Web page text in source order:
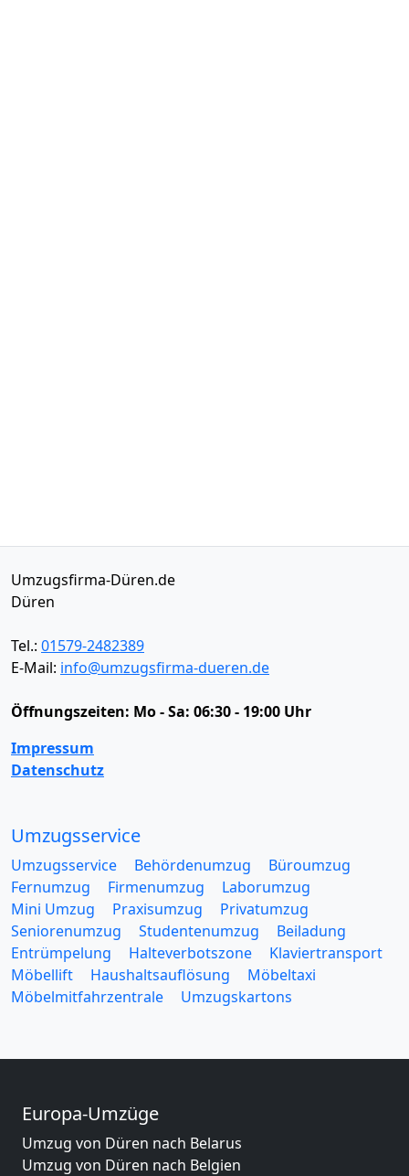
Umzugsfirma-Düren.de
Düren
Tel.: 01579-2482389
E-Mail: info@umzugsfirma-dueren.de
Öffnungszeiten: Mo - Sa: 06:30 - 19:00 Uhr
Impressum
Datenschutz
Umzugsservice
Umzugsservice Behördenumzug
Büroumzug
Fernumzug
Firmenumzug
Laborumzug
Mini Umzug
Praxisumzug
Privatumzug
Seniorenumzug
Studentenumzug
Beiladung
Entrümpelung
Halteverbotszone
Klaviertransport
Möbellift
Haushaltsauflösung
Möbeltaxi
Möbelmitfahrzentrale
Umzugskartons
Europa-Umzüge
Umzug von Düren nach Belarus
Umzug von Düren nach Belgien